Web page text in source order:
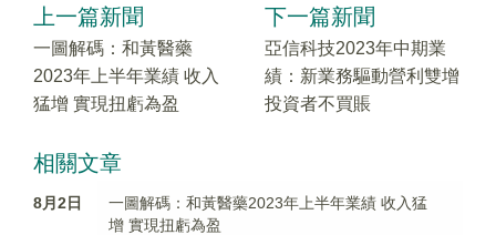
上一篇新聞
一圖解碼：和黃醫藥
2023年上半年業績 收入
猛增 實現扭虧為盈
下一篇新聞
亞信科技2023年中期業
績：新業務驅動營利雙增
投資者不買賬
相關文章
8月2日
一圖解碼：和黃醫藥2023年上半年業績 收入猛
增 實現扭虧為盈